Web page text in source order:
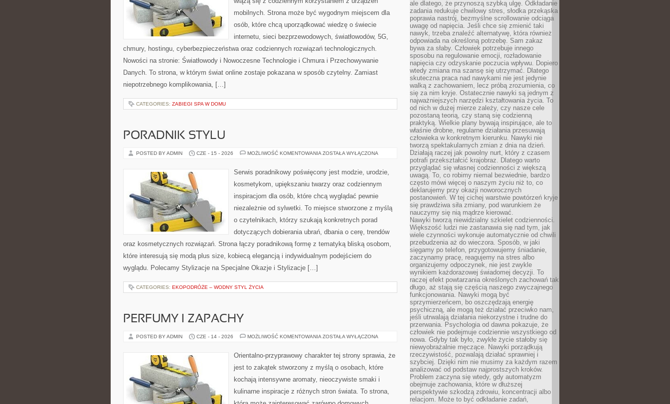
mobilnych. Strona może być wygodnym miejscem dla
osób, które chcą uporządkować wiedzę o świecie
internetu, sieci bezprzewodowych, światłowodów, 5G,
chmury, hostingu, cyberbezpieczeństwa oraz codziennych rozwiązań technologicznych.
Nowości na stronie: Światłowody i Nowoczesne Technologie i Chmura i Przechowywanie
Danych. To strona, w którym świat online zostaje pokazana w sposób czytelny. Zamiast
niepotrzebnego komplikowania, […]
CATEGORIES: ZABIEGI SPA W DOMU
PORADNIK STYLU
POSTED BY ADMIN CZE - 15 - 2026 MOŻLIWOŚĆ KOMENTOWANIA PORADNIK
ZOSTAŁA WYŁĄCZONA
Serwis poradnikowy poświęcony jest modzie, urodzie,
kosmetykom, upiększaniu twarzy oraz codziennym
inspiracjom dla osób, które chcą wyglądać pewnie
niezależnie od sylwetki. To miejsce stworzone z myślą
o czytelnikach, którzy szukają konkretnych porad
dotyczących dobierania ubrań, dbania o cerę, trendów
oraz kosmetycznych rozwiązań. Strona łączy poradnikową formę z tematyką bliską osobom,
które interesują się modą plus size, kobiecą elegancją i indywidualnym podejściem do
wyglądu. Polecamy Stylizacje na Specjalne Okazje i Stylizacje […]
CATEGORIES: EKOPODRÓŻE – WODNY STYL ŻYCIA
PERFUMY I ZAPACHY
POSTED BY ADMIN CZE - 14 - 2026 MOŻLIWOŚĆ KOMENTOWANIA PERFUMY
ZOSTAŁA WYŁĄCZONA
Orientalno-przyprawowy charakter tej strony sprawia, że
jest to zakątek stworzony z myślą o osobach, które
kochają intensywne aromaty, nieoczywiste smaki i
kulinarne inspiracje z różnych stron świata. To strona,
ale dlatego, że przynoszą szybką ulgę. Odkładanie
zadania redukuje chwilowy stres, słodka przekąska
poprawia nastrój, bezmyślne scrollowanie odciąga
uwagę od napięcia. Jeśli chce się zmienić taki
nawyk, trzeba znaleźć alternatywę, która również
odpowiada na określoną potrzebę. Sam zakaz
bywa za słaby. Człowiek potrzebuje innego
sposobu na regulowanie emocji, rozładowanie
napięcia czy odzyskanie poczucia wpływu. Dopiero
wtedy zmiana ma szansę się utrzymać. Dlatego
skuteczna praca nad nawykami nie jest jedynie
walką z zachowaniem, lecz próbą zrozumienia, co
się za nim kryje. Ostatecznie nawyki są jednym z
najważniejszych narzędzi kształtowania życia. To
od nich w dużej mierze zależy, czy nasze cele
pozostaną teorią, czy staną się codzienną
praktyką. Wielkie plany bywają inspirujące, ale to
właśnie drobne, regularne działania przesuwają
człowieka w konkretnym kierunku. Nawyki nie
tworzą spektakularnych zmian z dnia na dzień.
Działają raczej jak powolny nurt, który z czasem
potrafi przekształcić krajobraz. Dlatego warto
przyglądać się własnej codzienności z większą
uwagą. To, co robimy niemal bezwiednie, bardzo
często mówi więcej o naszym życiu niż to, co
deklarujemy przy okazji noworocznych
postanowień. W tej cichej warstwie powtórzeń kryje
się prawdziwa siła zmiany, pod warunkiem że
nauczymy się nią mądrze kierować.
Nawyki tworzą niewidzialny szkielet codzienności.
Większość ludzi nie zastanawia się nad tym, jak
wiele czynności wykonuje automatycznie od chwili
przebudzenia aż do wieczora. Sposób, w jaki
sięgamy po telefon, przygotowujemy śniadanie,
zaczynamy pracę, reagujemy na stres albo
organizujemy odpoczynek, nie jest zwykle
wynikiem każdorazowej świadomej decyzji. To
raczej efekt powtarzania określonych zachowań tak
długo, aż stają się częścią naszego zwyczajnego
funkcjonowania. Nawyki mogą być
sprzymierzeńcem, bo oszczędzają energię
psychiczną, ale mogą też działać przeciwko nam,
jeśli utrwalają działania niekorzystne i trudne do
przerwania. Psychologia od dawna pokazuje, że
człowiek nie podejmuje codziennie wszystkiego od
nowa. Gdyby tak było, zwykłe życie stałoby się
niewyobrażalnie męczące. Nawyki porządkują
rzeczywistość, pozwalają działać sprawniej i
szybciej. Dzięki nim nie musimy za każdym razem
analizować od podstaw najprostszych kroków.
Problem zaczyna się wtedy, gdy automatyzm
obejmuje zachowania, które w dłuższej
perspektywie szkodzą zdrowiu, koncentracji albo
relacjom. Może to być odkładanie zadań,